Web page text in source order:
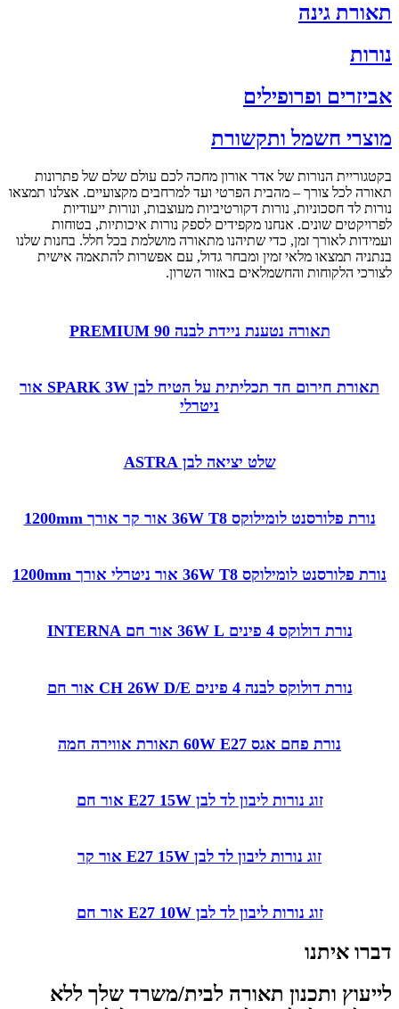
תאורת גינה
נורות
אביזרים ופרופילים
מוצרי חשמל ותקשורת
בקטגוריית הנורות של אדר אורון מחכה לכם עולם שלם של פתרונות
תאורה לכל צורך – מהבית הפרטי ועד למרחבים מקצועיים. אצלנו תמצאו
נורות לד חסכוניות, נורות דקורטיביות מעוצבות, ונורות ייעודיות
לפרויקטים שונים. אנחנו מקפידים לספק נורות איכותיות, בטוחות
ועמידות לאורך זמן, כדי שתיהנו מתאורה מושלמת בכל חלל. בחנות שלנו
בנתניה תמצאו מלאי זמין ומבחר גדול, עם אפשרות להתאמה אישית
לצורכי הלקוחות והחשמלאים באזור השרון.
תאורה נטענת ניידת לבנה 90 PREMIUM
תאורת חירום חד תכליתית על הטיח לבן SPARK 3W אור
ניטרלי
שלט יציאה לבן ASTRA
נורת פלורסנט לומילוקס 36W T8 אור קר אורך 1200mm
נורת פלורסנט לומילוקס 36W T8 אור ניטרלי אורך 1200mm
נורת דולוקס 4 פינים 36W L אור חם INTERNA
נורת דולוקס לבנה 4 פינים CH 26W D/E אור חם
נורת פחם אגס 60W E27 תאורת אווירה חמה
זוג נורות ליבון לד לבן E27 15W אור חם
זוג נורות ליבון לד לבן E27 15W אור קר
זוג נורות ליבון לד לבן E27 10W אור חם
דברו איתנו
לייעוץ ותכנון תאורה לבית/משרד שלך ללא